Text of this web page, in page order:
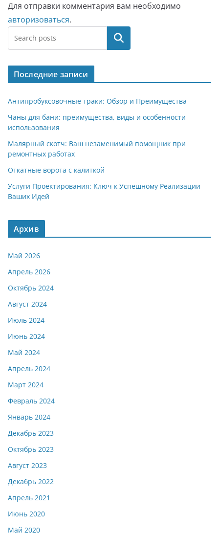
Для отправки комментария вам необходимо
авторизоваться.
Поиск
Последние записи
Антипробуксовочные траки: Обзор и Преимущества
Чаны для бани: преимущества, виды и особенности
использования
Малярный скотч: Ваш незаменимый помощник при
ремонтных работах
Откатные ворота с калиткой
Услуги Проектирования: Ключ к Успешному Реализации
Ваших Идей
Архив
Май 2026
Апрель 2026
Октябрь 2024
Август 2024
Июль 2024
Июнь 2024
Май 2024
Апрель 2024
Март 2024
Февраль 2024
Январь 2024
Декабрь 2023
Октябрь 2023
Август 2023
Декабрь 2022
Апрель 2021
Июнь 2020
Май 2020